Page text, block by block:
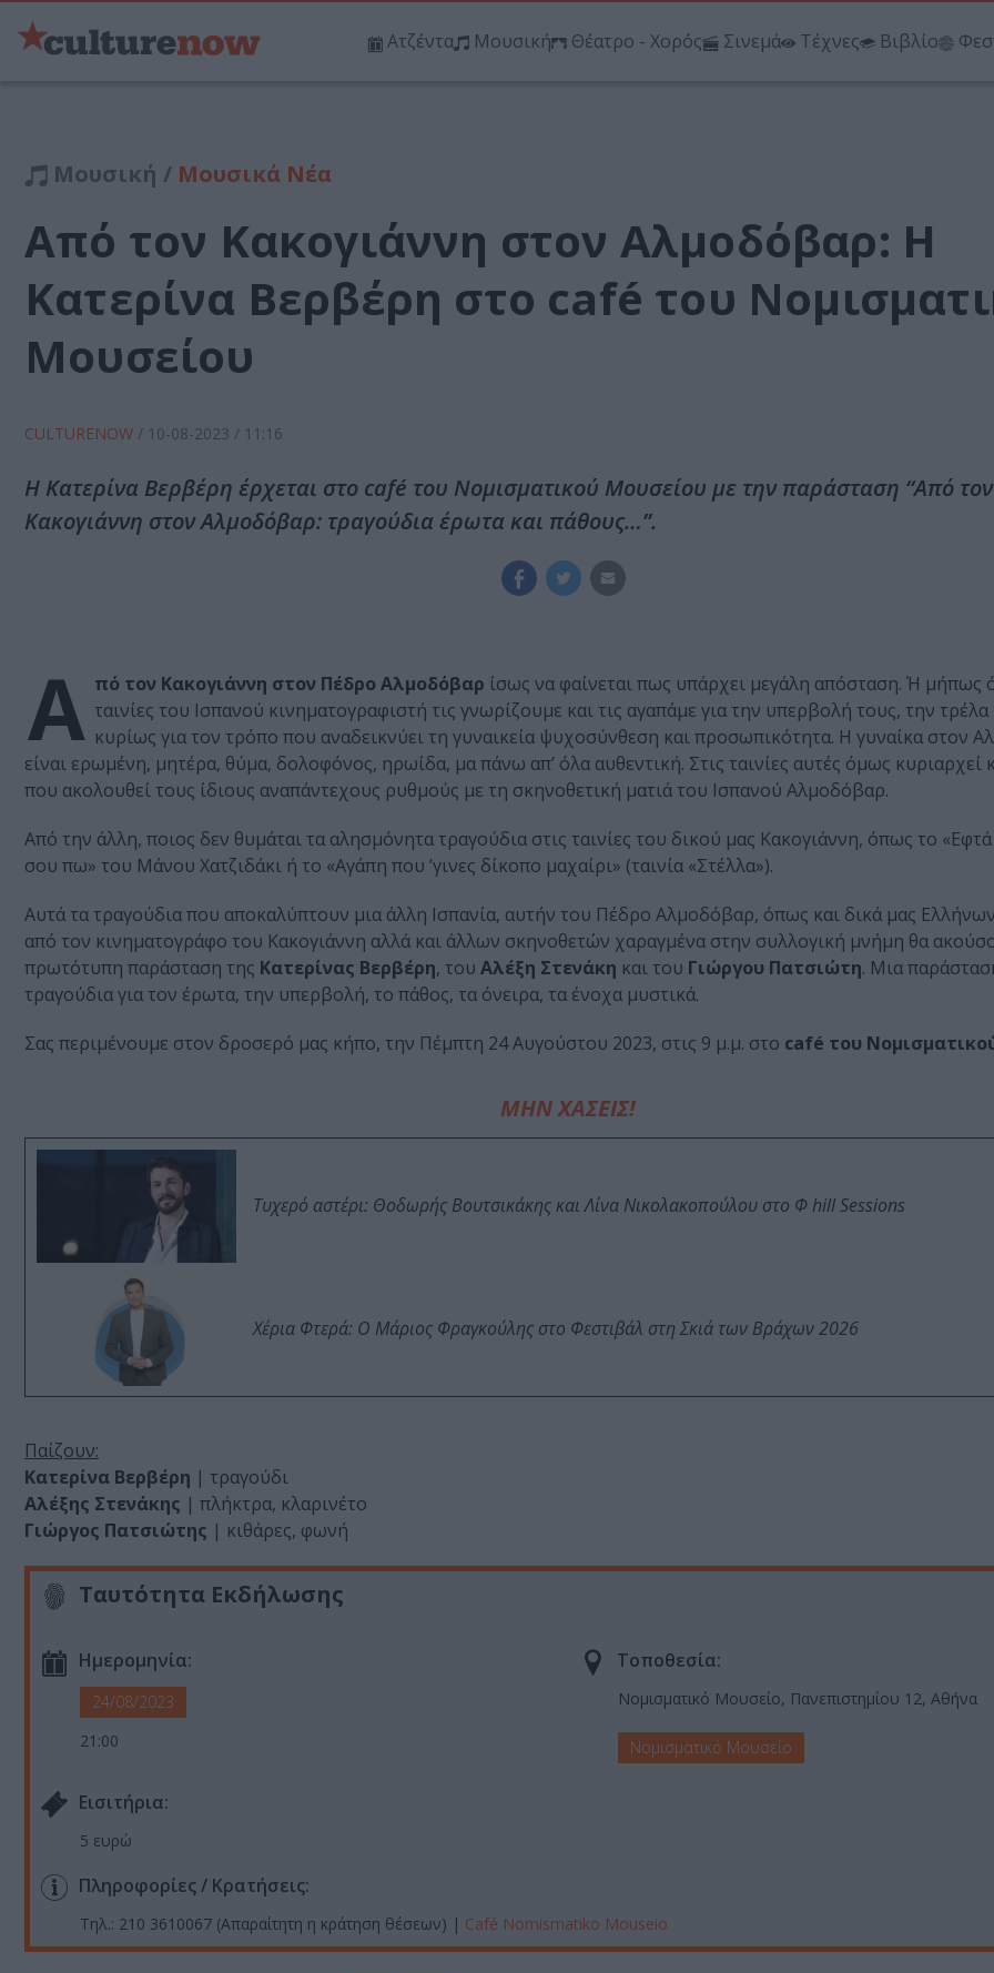
Ατζέντα Μουσική Θέατρο - Χορός Σινεμά Τέχνες Βιβλίο
Μουσική / Μουσικά Νέα
Από τον Κακογιάννη στον Αλμοδόβαρ: Η
Κατερίνα Βερβέρη στο café του
Μουσείου
CULTURENOW / 10-08-2023 / 11:16
Η Κατερίνα Βερβέρη έρχεται στο café του Νομισματικού Μουσείου με την παράσταση “Από τον
Κακογιάννη στον Αλμοδόβαρ: τραγούδια έρωτα και πάθους…”.
Α πό τον Κακογιάννη στον Πέδρο Αλμοδόβαρ ίσως να φαίνεται πως υπάρχει μεγάλη απόσταση. Ή μήπως
ταινίες του Ισπανού κινηματογραφιστή τις γνωρίζουμε και τις αγαπάμε για την υπερβολή τους, την τρέλα
κυρίως για τον τρόπο που αναδεικνύει τη γυναικεία ψυχοσύνθεση και προσωπικότητα. Η γυναίκα στον
είναι ερωμένη, μητέρα, θύμα, δολοφόνος, ηρωίδα, μα πάνω απ’ όλα αυθεντική. Στις ταινίες αυτές όμως κυριαρχεί
που ακολουθεί τους ίδιους αναπάντεχους ρυθμούς με τη σκηνοθετική ματιά του Ισπανού Αλμοδόβαρ.
Από την άλλη, ποιος δεν θυμάται τα αλησμόνητα τραγούδια στις ταινίες του δικού μας Κακογιάννη, όπως το
σου πω» του Μάνου Χατζιδάκι ή το «Αγάπη που ’γινες δίκοπο μαχαίρι» (ταινία «Στέλλα»).
Αυτά τα τραγούδια που αποκαλύπτουν μια άλλη Ισπανία, αυτήν του Πέδρο Αλμοδόβαρ, όπως και δικά μας
από τον κινηματογράφο του Κακογιάννη αλλά και άλλων σκηνοθετών χαραγμένα στην συλλογική μνήμη θα
πρωτότυπη παράσταση της Κατερίνας Βερβέρη, του Αλέξη Στενάκη και του Γιώργου Πατσιώτη. Μια
τραγούδια για τον έρωτα, την υπερβολή, το πάθος, τα όνειρα, τα ένοχα μυστικά.
Σας περιμένουμε στον δροσερό μας κήπο, την Πέμπτη 24 Αυγούστου 2023, στις 9 μ.μ. στο café του
ΜΗΝ ΧΑΣΕΙΣ!
Τυχερό αστέρι: Θοδωρής Βουτσικάκης και Λίνα Νικολακοπούλου στο Φ hill Sessions
Χέρια Φτερά: Ο Μάριος Φραγκούλης στο Φεστιβάλ στη Σκιά των Βράχων 2026
Παίζουν:
Κατερίνα Βερβέρη | τραγούδι
Αλέξης Στενάκης | πλήκτρα, κλαρινέτο
Γιώργος Πατσιώτης | κιθάρες, φωνή
Ταυτότητα Εκδήλωσης
Ημερομηνία:
24/08/2023
21:00
Τοποθεσία:
Νομισματικό Μουσείο, Πανεπιστημίου 12, Αθήνα
Νομισματικό Μουσείο
Eισιτήρια:
5 ευρώ
Πληροφορίες / Κρατήσεις:
Τηλ.: 210 3610067 (Απαραίτητη η κράτηση θέσεων) | Café Nomismatiko Mouseio